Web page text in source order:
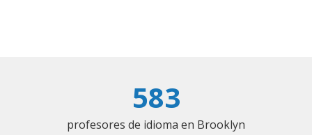
583
profesores de idioma en Brooklyn